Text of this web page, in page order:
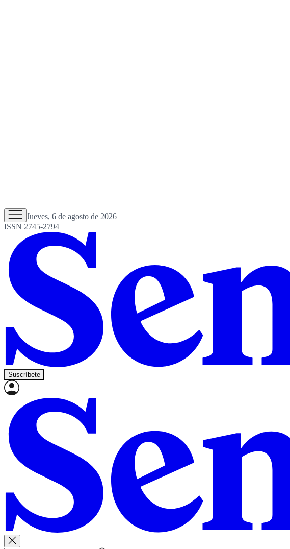
Jueves, 6 de agosto de 2026
ISSN 2745-2794
Suscríbete